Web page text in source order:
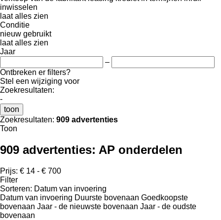
inwisselen
laat alles zien
Conditie
nieuw gebruikt
laat alles zien
Jaar
–
Ontbreken er filters?
Stel een wijziging voor
Zoekresultaten:
-
toon
Zoekresultaten: 909 advertenties
Toon
909 advertenties: AP onderdelen
Prijs: € 14 - € 700
Filter
Sorteren: Datum van invoering
Datum van invoering Duurste bovenaan Goedkoopste
bovenaan Jaar - de nieuwste bovenaan Jaar - de oudste
bovenaan